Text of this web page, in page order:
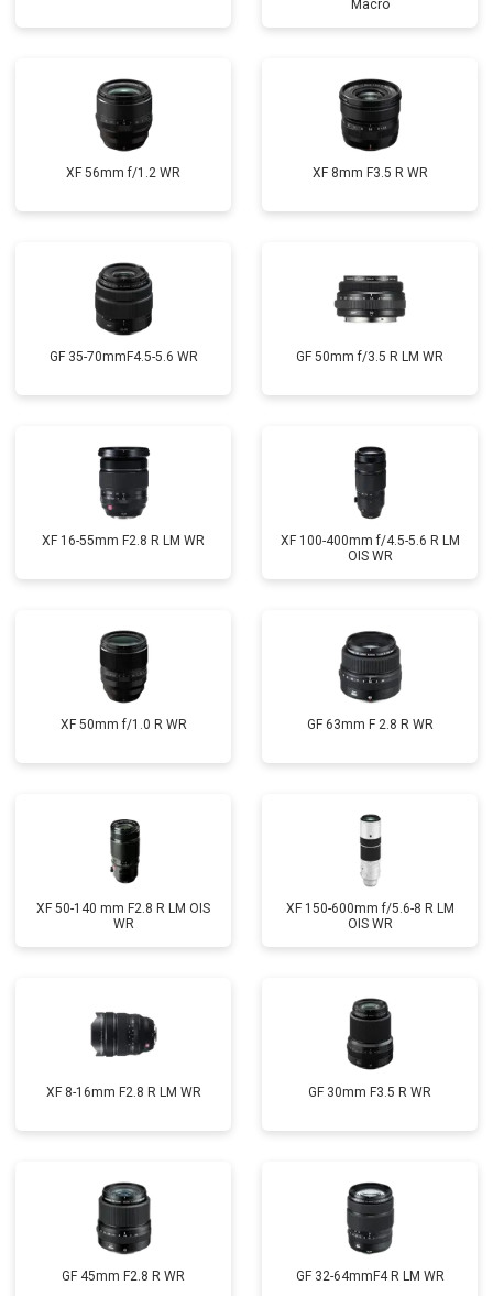
Macro
XF 56mm f/1.2 WR XF 8mm F3.5 R WR
GF 35-70mmF4.5-5.6 WR GF 50mm f/3.5 R LM WR
XF 16-55mm F2.8 R LM WR
XF 100-400mm f/4.5-5.6 R LM
OIS WR
XF 50mm f/1.0 R WR GF 63mm F 2.8 R WR
XF 50-140 mm F2.8 R LM OIS
WR
XF 150-600mm f/5.6-8 R LM
OIS WR
XF 8-16mm F2.8 R LM WR GF 30mm F3.5 R WR
GF 45mm F2.8 R WR GF 32-64mmF4 R LM WR